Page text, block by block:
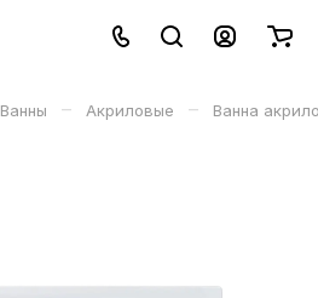
Ванны – Акриловые – Ванна